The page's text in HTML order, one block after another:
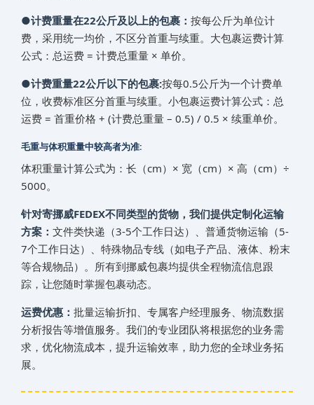
●计费重量在22公斤及以上的包裹： 按每公斤为单位计
费，采用统一均价，不区分首重与续重。大包裹运费计算
公式：总运费 = 计费总重量 × 单价。
●计费重量22公斤以下的包裹:按每0.5公斤为一个计费单
位，收费标准区分首重与续重。小包裹运费计算公式：总
运费 = 首重价格 + (计费总重量 – 0.5) / 0.5 × 续重单价。
毛重与体积重量中较高者为准:
体积重量计算公式为：长（cm）× 宽（cm）× 高（cm）÷
5000。
针对寄‌挪威‌‌‌‌‌‌‌FEDEX不同类型的货物，我们提供定制化运输
方案： 文件类快递（3-5个工作日达）、普通货物运输（5-
7个工作日达）、特殊物品专线（如电子产品、液体、粉末
等合规物品）。所有到‌挪威‌‌‌‌‌‌‌包裹均提供全程物流信息跟
踪，让您随时掌握包裹动态。
运费优惠： 批量运输折扣、专属客户经理服务、物流数据
分析报告等增值服务。我们的专业团队将根据您的业务需
求，优化物流成本，提升运输效率，助力您的全球业务拓
展。